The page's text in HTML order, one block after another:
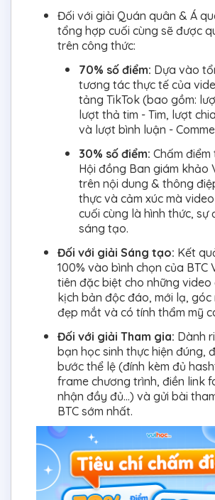
Đối với giải Quán quân & Á
tổng hợp cuối cùng sẽ được
trên công thức:
70% số điểm: Dựa vào
tương tác thực tế của
tảng TikTok (bao gồm:
lượt thả tim - Tim, lượt
và lượt bình luận -
30% số điểm: Chấm
Hội đồng Ban giám khảo
trên nội dung & thông
thực và cảm xúc mà
cuối cùng là hình thức, sự
sáng tạo.
Đối với giải Sáng tạo: Kết
100% vào bình chọn của BTC
tiên đặc biệt cho những
kịch bản độc đáo, mới lạ,
đẹp mắt và có tính thẩm mỹ
Đối với giải Tham gia: Dành
bạn học sinh thực hiện đúng,
bước thể lệ (đính kèm đủ
frame chương trình, điền link
nhận đầy đủ...) và gửi bài
BTC sớm nhất.